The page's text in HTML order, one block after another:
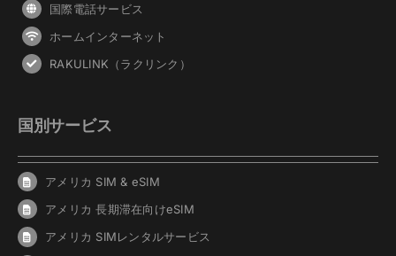
国際電話サービス
ホームインターネット
RAKULINK（ラクリンク）
国別サービス
アメリカ SIM & eSIM
アメリカ 長期滞在向けeSIM
アメリカ SIMレンタルサービス